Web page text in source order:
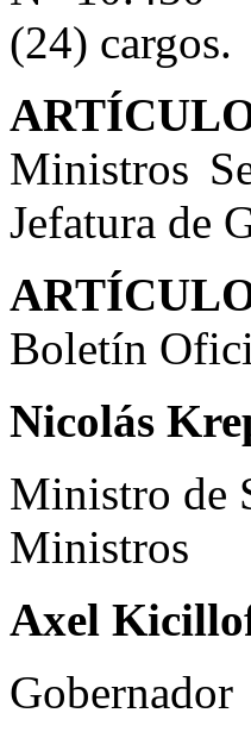
(24) cargos.
Ministros
Jefatura de
Boletín
Nicolás
Ministro de
Ministros
Axel
Gobernador